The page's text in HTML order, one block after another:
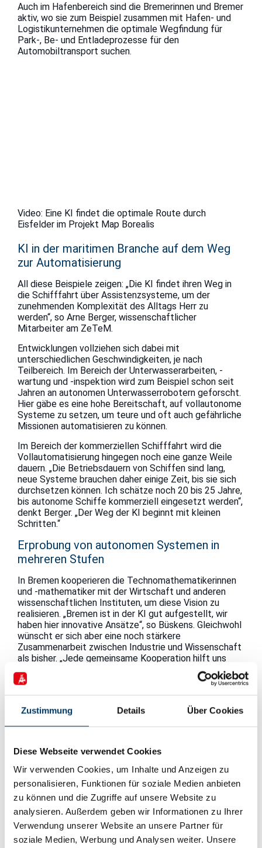
Zustimmung Details Über Cookies
Diese Webseite verwendet Cookies
Wir verwenden Cookies, um Inhalte und Anzeigen zu
personalisieren, Funktionen für soziale Medien anbieten
zu können und die Zugriffe auf unsere Website zu
analysieren. Außerdem geben wir Informationen zu Ihrer
Verwendung unserer Website an unsere Partner für
soziale Medien, Werbung und Analysen weiter. Unsere
Auch im Hafenbereich sind die Bremerinnen und Bremer
aktiv, wo sie zum Beispiel zusammen mit Hafen- und
Logistikunternehmen die optimale Wegfindung für
Park-, Be- und Entladeprozesse für den
Automobiltransport suchen.
Video: Eine KI findet die optimale Route durch
Eisfelder im Projekt Map Borealis
KI in der maritimen Branche auf dem Weg
zur Automatisierung
All diese Beispiele zeigen: „Die KI findet ihren Weg in
die Schifffahrt über Assistenzsysteme, um der
zunehmenden Komplexität des Alltags Herr zu
werden“, so Arne Berger, wissenschaftlicher
Mitarbeiter am ZeTeM.
Entwicklungen vollziehen sich dabei mit
unterschiedlichen Geschwindigkeiten, je nach
Teilbereich. Im Bereich der Unterwasserarbeiten, -
wartung und -inspektion wird zum Beispiel schon seit
Jahren an autonomen Unterwasserrobotern geforscht.
Hier gäbe es eine hohe Bereitschaft, auf vollautonome
Systeme zu setzen, um teure und oft auch gefährliche
Missionen automatisieren zu können.
Im Bereich der kommerziellen Schifffahrt wird die
Vollautomatisierung hingegen noch eine ganze Weile
dauern. „Die Betriebsdauern von Schiffen sind lang,
neue Systeme brauchen daher einige Zeit, bis sie sich
durchsetzen können. Ich schätze noch 20 bis 25 Jahre,
bis autonome Schiffe kommerziell eingesetzt werden“,
denkt Berger. „Der Weg der KI beginnt mit kleinen
Schritten.“
Erprobung von autonomen Systemen in
mehreren Stufen
In Bremen kooperieren die Technomathematikerinnen
und -mathematiker mit der Wirtschaft und anderen
wissenschaftlichen Instituten, um diese Vision zu
realisieren. „Bremen ist in der KI gut aufgestellt, wir
haben hier innovative Ansätze“, so Büskens. Gleichwohl
wünscht er sich aber eine noch stärkere
Zusammenarbeit zwischen Industrie und Wissenschaft
als bisher. „Jede gemeinsame Kooperation hilft uns
weiter. Als ZeTeM sind wir hervorragend aufgestellt im
Bereich der KI, besonders im Bereich Machine Learning
Wirtschaft haben wir in Bremen eine große Chance, die
KI voranzutreiben.“
Beispiel durch die Einrichtung neuer Testfelder im
Hafen. Die könnten auch einer neuesten
Errungenschaft des ZeTeMs zu Gute kommen: Das
Institut hat sich ein Modellschiff angeschafft, mit dem
das Team um Büskens autonome Systeme im kleinen
Maßstab künftig auch selbst erproben kann. Auf dem
Weg zwischen Computersimulation und Erprobung am
realen Schiff ein wichtiger Zwischenschritt, der es
erlaubt, schnell zu realen Daten zu kommen, ohne